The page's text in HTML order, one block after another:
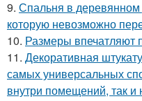
9. Спальня в
которую невозможно
10. Размеры впечатляют
11. Декоративная
самых универсальных
внутри помещений, так и